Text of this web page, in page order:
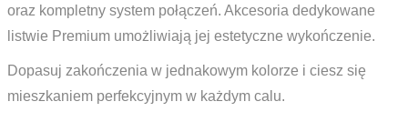
oraz kompletny system połączeń. Akcesoria dedykowane
listwie Premium umożliwiają jej estetyczne wykończenie.
Dopasuj zakończenia w jednakowym kolorze i ciesz się
mieszkaniem perfekcyjnym w każdym calu.